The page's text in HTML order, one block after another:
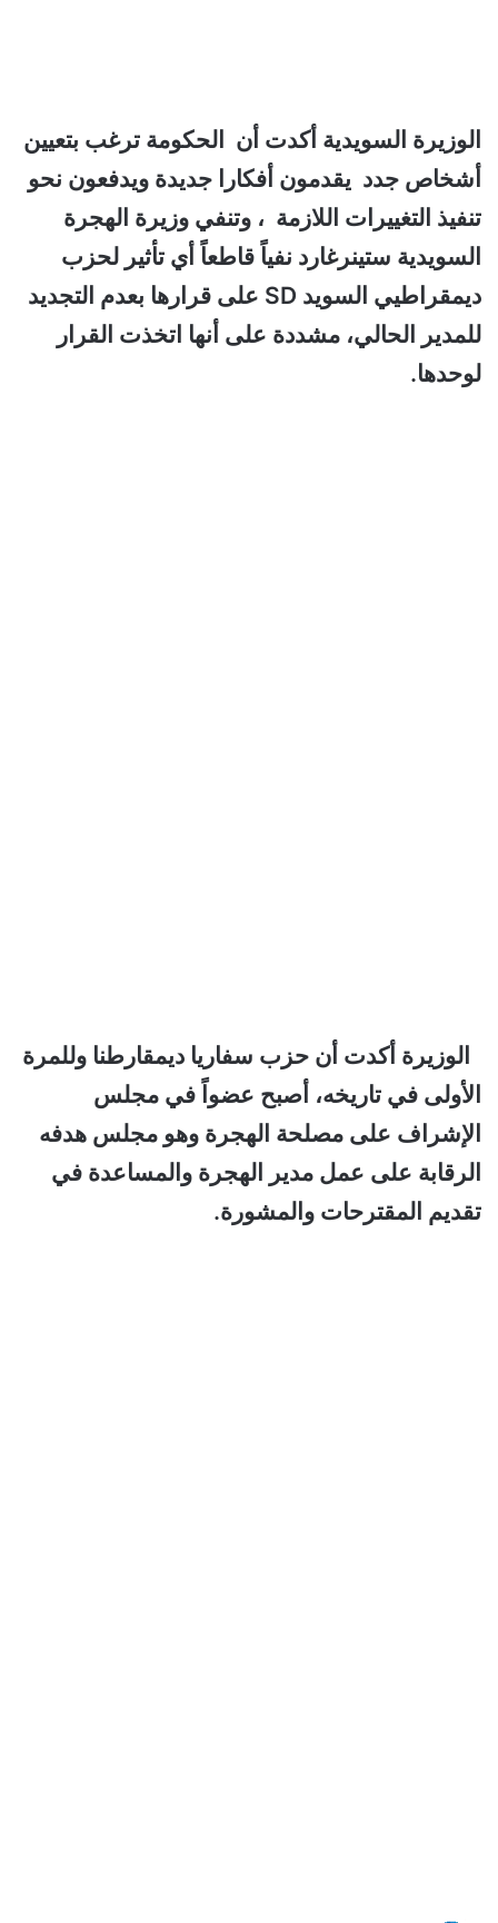
الوزيرة السويدية أكدت أن الحكومة ترغب بتعيين
أشخاص جدد يقدمون أفكارا جديدة ويدفعون نحو
تنفيذ التغييرات اللازمة ، وتنفي وزيرة الهجرة
السويدية ستينرغارد نفياً قاطعاً أي تأثير لحزب
ديمقراطيي السويد SD على قرارها بعدم التجديد
للمدير الحالي، مشددة على أنها اتخذت القرار
لوحدها.
الوزيرة أكدت أن حزب سفاريا ديمقارطنا وللمرة
الأولى في تاريخه، أصبح عضواً في مجلس
الإشراف على مصلحة الهجرة وهو مجلس هدفه
الرقابة على عمل مدير الهجرة والمساعدة في
تقديم المقترحات والمشورة.